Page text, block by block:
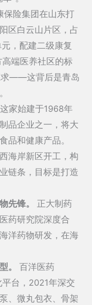
保险集团在山东打
区白云山片区，占
，配建二级康复
端医养社区的标
求——这背后是青岛
这家始建于1968年
品企业之一，将大
品和健康产品。
海岸新区开工，构
链条，目标是打造
先锋。
正大制药
药研究院深度合
洋药物研发，在海
。
百洋医药
平台，2021年深交
、微丸包衣、骨架